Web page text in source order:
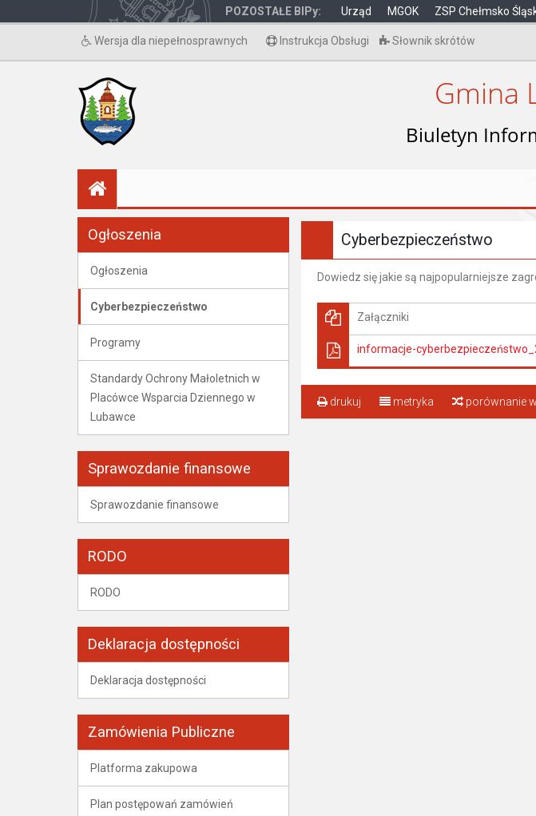
POZOSTAŁE BIPy: Urząd MGOK ZSP Chełmsko
Wersja dla niepełnosprawnych Instrukcja Obsługi Słownik skrótów
Gmina
Biuletyn
Ogłoszenia
Ogłoszenia
Cyberbezpieczeństwo
Programy
Standardy Ochrony Małoletnich w
Placówce Wsparcia Dziennego w
Lubawce
Sprawozdanie finansowe
Sprawozdanie finansowe
RODO
RODO
Deklaracja dostępności
Deklaracja dostępności
Zamówienia Publiczne
Platforma zakupowa
Plan postępowań zamówień
Cyberbezpieczeństwo
Dowiedz się jakie są najpopularniejsze
Załączniki
informacje-
drukuj metryka porównanie